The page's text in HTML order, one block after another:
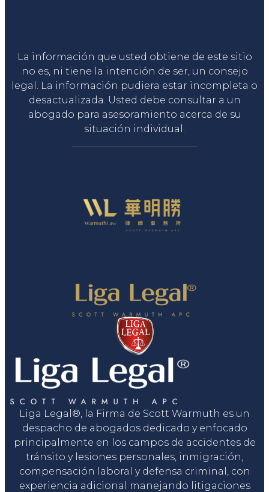
La información que usted obtiene de este sitio
no es, ni tiene la intención de ser, un consejo
legal. La información pudiera estar incompleta o
desactualizada. Usted debe consultar a un
abogado para asesoramiento acerca de su
situación individual.
Liga Legal®, la Firma de Scott Warmuth es un
despacho de abogados dedicado y enfocado
principalmente en los campos de accidentes de
tránsito y lesiones personales, inmigración,
compensación laboral y defensa criminal, con
experiencia adicional manejando litigaciones